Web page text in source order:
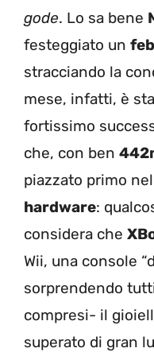
gode. Lo sa bene
festeggiato un
stracciando la
mese, infatti, è
fortissimo
che, con ben
piazzato primo
hardware:
considera che
Wii, una console
sorprendendo
compresi- il
superato di gran